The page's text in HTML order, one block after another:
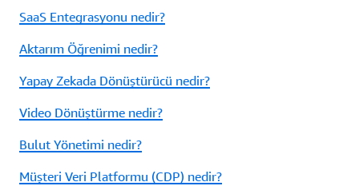
SaaS Entegrasyonu nedir?
Aktarım Öğrenimi nedir?
Yapay Zekada Dönüştürücü nedir?
Video Dönüştürme nedir?
Bulut Yönetimi nedir?
Müşteri Veri Platformu (CDP) nedir?